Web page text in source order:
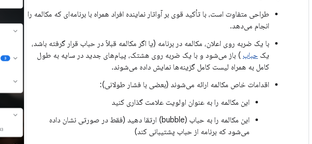
طراحی متفاوت است، با تأکید قوی بر آواتار نماینده افراد همراه با برنامه‌ای که مکالمه را
انجام می‌دهد.
با یک ضربه روی اعلان، مکالمه در برنامه (یا اگر مکالمه قبلاً در حباب قرار گرفته باشد،
یک حباب ) باز می‌شود و با یک ضربه روی هشتک، پیام‌های جدید در سایه به طول
کامل به همراه لیست کامل گزینه‌ها نمایش داده می‌شوند.
اقدامات خاص مکالمه ارائه می‌شوند (بعضی با فشار طولانی):
این مکالمه را به عنوان اولویت علامت گذاری کنید
این مکالمه را به حباب (bubble) ارتقا دهید (فقط در صورتی نشان داده
می‌شود که برنامه از حباب پشتیبانی کند)